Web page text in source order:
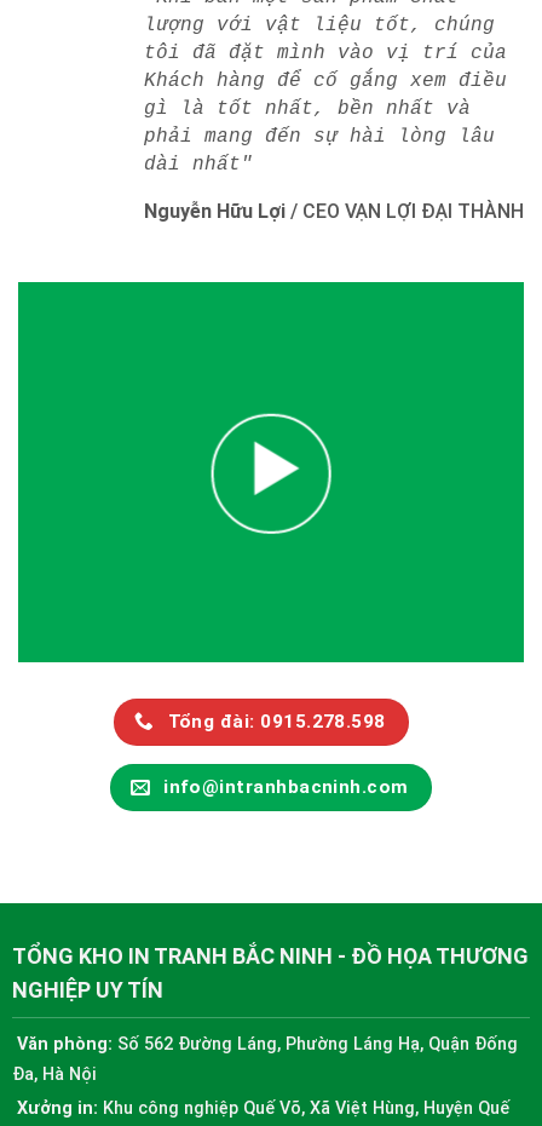
lượng với vật liệu tốt, chúng
tôi đã đặt mình vào vị trí của
Khách hàng để cố gắng xem điều
gì là tốt nhất, bền nhất và
phải mang đến sự hài lòng lâu
dài nhất"
Nguyễn Hữu Lợi / CEO VẠN LỢI ĐẠI THÀNH
Tổng đài: 0915.278.598
info@intranhbacninh.com
TỔNG KHO IN TRANH BẮC NINH - ĐỒ HỌA THƯƠNG
NGHIỆP UY TÍN
Văn phòng: Số 562 Đường Láng, Phường Láng Hạ, Quận Đống
Đa, Hà Nội
Xưởng in: Khu công nghiệp Quế Võ, Xã Việt Hùng, Huyện Quế